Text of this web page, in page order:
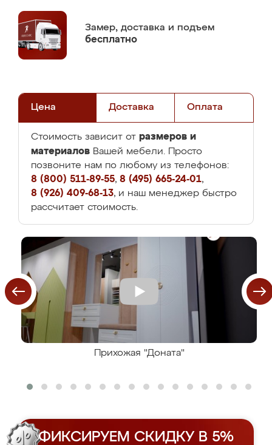
Замер, доставка и подъем
бесплатно
Цена Доставка Оплата
Стоимость зависит от размеров и
материалов Вашей мебели. Просто
позвоните нам по любому из телефонов:
8 (800) 511-89-55, 8 (495) 665-24-01,
8 (926) 409-68-13, и наш менеджер быстро
рассчитает стоимость.
Прихожая "Доната"
ФИКСИРУЕМ СКИДКУ В 5%